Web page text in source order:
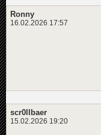
Ronny
16.02.2026 17:57
scr0llbaer
15.02.2026 19:20